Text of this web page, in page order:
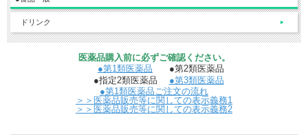
ドリンク
医薬品購入前に必ずご確認ください。
●第1類医薬品
●第2類医薬品
●指定2類医薬品
●第3類医薬品
●第1類医薬品ご注文の流れ
＞＞医薬品販売等に関しての表示義務1
＞＞医薬品販売等に関しての表示義務2